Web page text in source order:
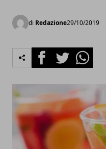
di Redazione29/10/2019
FacebookTwitterWhatsapp